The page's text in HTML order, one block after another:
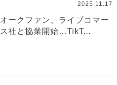
2025.11.17
オークファン、ライブコマー
ス社と協業開始…TikT...